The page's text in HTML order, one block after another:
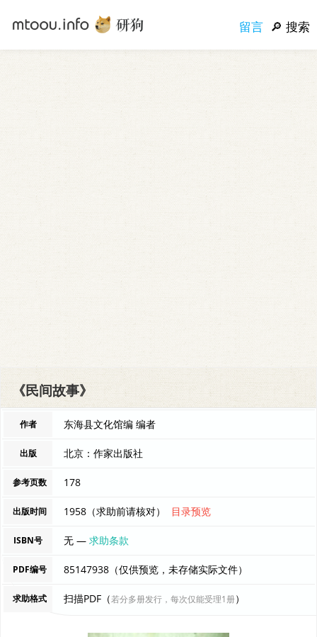
留言 搜索
《民间故事》
作者 东海县文化馆编 编者
出版 北京：作家出版社
参考页数 178
出版时间 1958（求助前请核对） 目录预览
ISBN号 无 —求助条款
PDF编号 85147938（仅供预览，未存储实际文件）
求助格式 扫描PDF（若分多册发行，每次仅能受理1册）